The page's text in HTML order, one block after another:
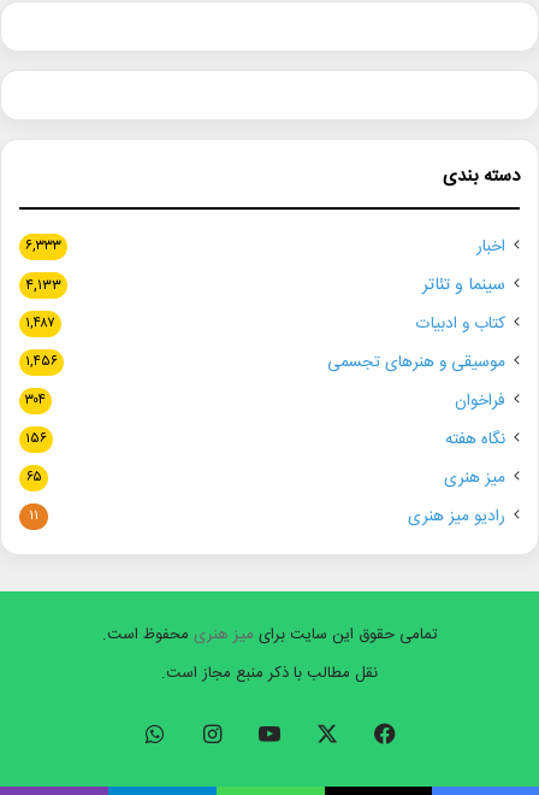
دسته بندی
اخبار ۶,۳۳۳
سینما و تئاتر ۴,۱۳۳
کتاب و ادبیات ۱,۴۸۷
موسیقی و هنرهای تجسمی ۱,۴۵۶
فراخوان ۳۰۴
نگاه هفته ۱۵۶
میز هنری ۶۵
رادیو میز هنری ۱۱
تمامی حقوق این سایت برای میز هنری محفوظ است.
نقل مطالب با ذکر منبع مجاز است.
فیسبوک ایکس یوتیوب اینستاگرام